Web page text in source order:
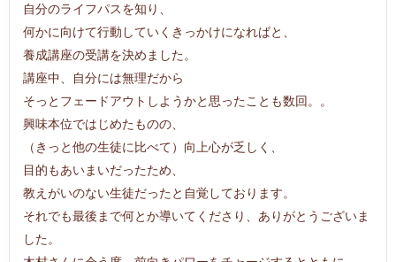
自分のライフパスを知り、
何かに向けて行動していくきっかけになればと、
養成講座の受講を決めました。
講座中、自分には無理だから
そっとフェードアウトしようかと思ったことも数回。。
興味本位ではじめたものの、
（きっと他の生徒に比べて）向上心が乏しく、
目的もあいまいだったため、
教えがいのない生徒だったと自覚しております。
それでも最後まで何とか導いてくださり、ありがとうございま
した。